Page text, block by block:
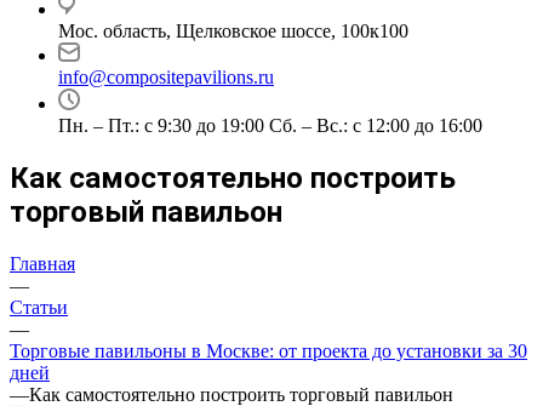
Мос. область, Щелковское шоссе, 100к100
info@compositepavilions.ru
Пн. – Пт.: с 9:30 до 19:00 Сб. – Вс.: с 12:00 до 16:00
Как самостоятельно построить
торговый павильон
Главная
—
Статьи
—
Торговые павильоны в Москве: от проекта до установки за 30
дней
—Как самостоятельно построить торговый павильон